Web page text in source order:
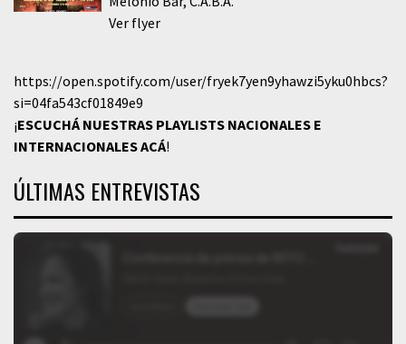
Ver flyer
https://open.spotify.com/user/fryek7yen9yhawzi5yku0hbcs?
si=04fa543cf01849e9
¡ESCUCHÁ NUESTRAS PLAYLISTS NACIONALES E
INTERNACIONALESACÁ!
ÚLTIMAS ENTREVISTAS